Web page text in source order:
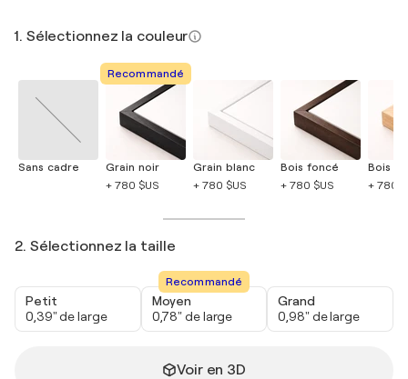
1. Sélectionnez la couleur
Sans cadre
Recommandé
Grain noir
+ 780 $US
Grain blanc
+ 780 $US
Bois foncé
+ 780 $US
Bois
+ 780
2. Sélectionnez la taille
Petit
0,39" de large
Recommandé
Moyen
0,78" de large
Grand
0,98" de large
Voir en 3D